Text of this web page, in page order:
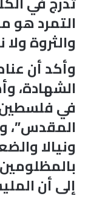
التمرد هو
والثروة
وأكد أن
الشهادة،
في فلسطين
المقدس”،
ونيالا
إلى أن